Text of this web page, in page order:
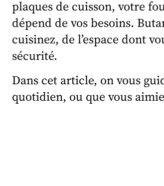
plaques de cuisson, votre
dépend de vos besoins.
cuisinez, de l’espace dont
sécurité.
Dans cet article, on vous
quotidien, ou que vous